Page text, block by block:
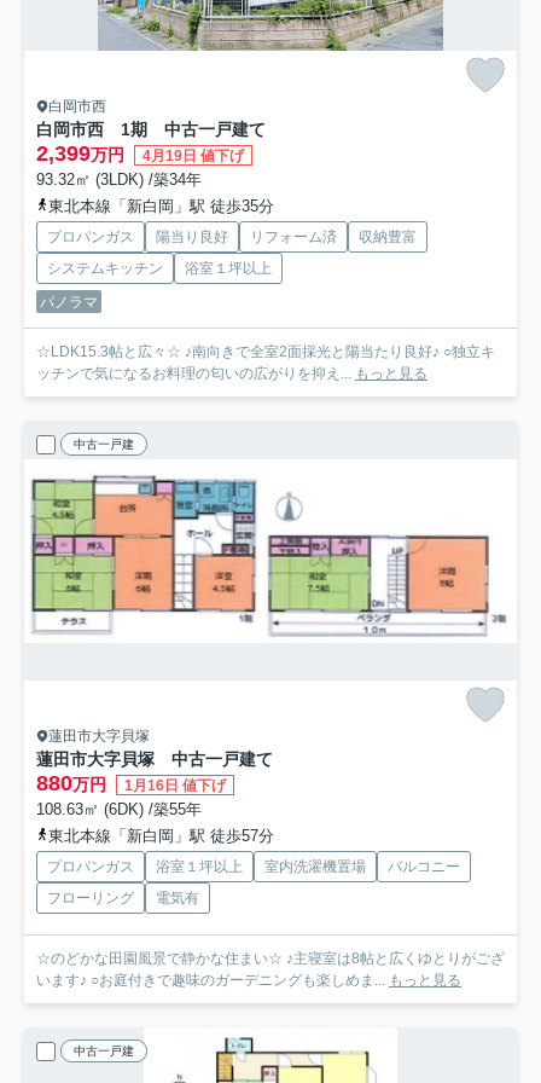
白岡市西
白岡市西 1期 中古一戸建て
2,399万円 4月19日 値下げ
93.32㎡ (3LDK) /築34年
東北本線「新白岡」駅 徒歩35分
プロパンガス 陽当り良好 リフォーム済
収納豊富
システムキッチン
浴室１坪以上
パノラマ
☆LDK15.3帖と広々☆ ♪南向きで全室2面採光と陽当たり良好♪ ○独立キ
ッチンで気になるお料理の匂いの広がりを抑え... もっと見る
中古一戸建
蓮田市大字貝塚
蓮田市大字貝塚 中古一戸建て
880万円 1月16日 値下げ
108.63㎡ (6DK) /築55年
東北本線「新白岡」駅 徒歩57分
プロパンガス 浴室１坪以上 室内洗濯機置場
バルコニー
フローリング
電気有
☆のどかな田園風景で静かな住まい☆ ♪主寝室は8帖と広くゆとりがござ
います♪ ○お庭付きで趣味のガーデニングも楽しめま... もっと見る
中古一戸建